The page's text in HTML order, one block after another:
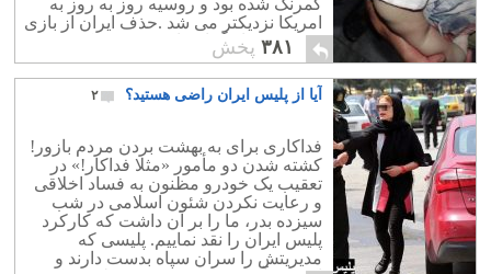
کمرنگ شده بود و روسیه روز به روز به
امریکا نزدیکتر می شد .حذف ایران از بازی
سوریه بسیار گرانتر از چیزی بود که
تحملش نماید و می توان گفت که به
احتمال قوی حملات شیمیایی بشار اسد با
هماهنگی سپاه ایران به قصد ایجاد شکاف
۳۸۱ پخش
آیا از پلیس ایران راضی هستید؟ ۲
فداکاری برای به بهشت بردن مردم بازور!
کشته شدن دو مأمور «مثلا فداکار!» در
تعقیب یک خودرو مظنون به فساد اخلاقی
و رعایت نکردن شئون اسلامی در شب
سیزده بدر، ما را بر آن داشت که کارکرد
پلیس ایران را نقد نماییم. پلیسی که
مدیریتش را سران سپاه بدست دارند و